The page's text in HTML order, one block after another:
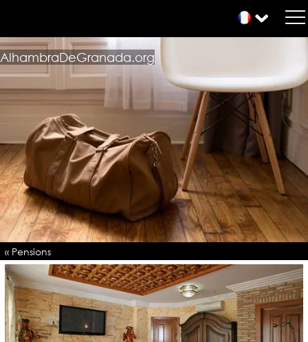
AlhambraDeGranada.org
« Pensions